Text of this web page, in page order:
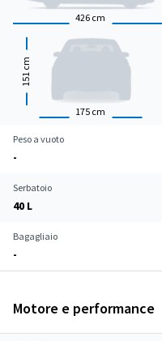
426 cm
175 cm
151
cm
Peso a vuoto
-
Serbatoio
40 L
Bagagliaio
-
Motore e performance